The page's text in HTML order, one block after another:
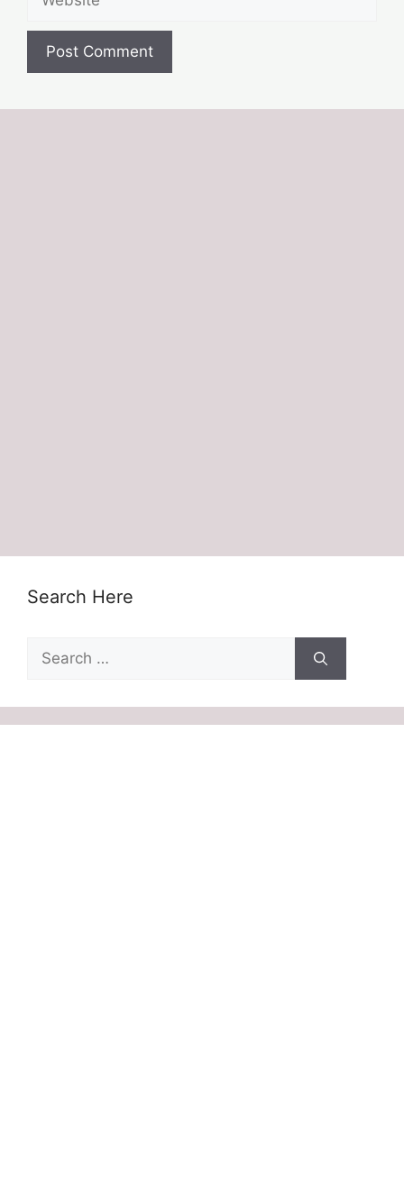
Search Here
Search
for: